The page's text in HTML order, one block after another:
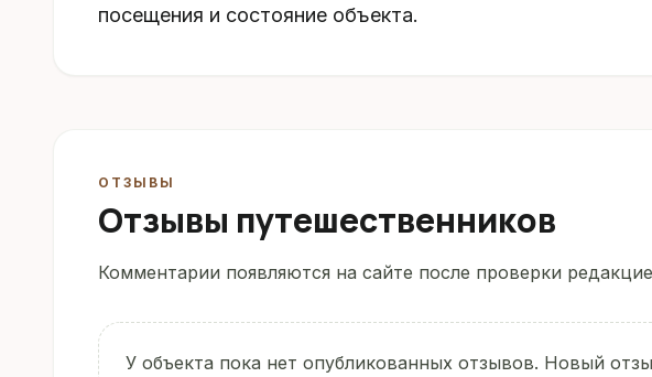
посещения и состояние объекта.
ОТЗЫВЫ
Отзывы путешественников
Комментарии появляются на сайте после проверки
У объекта пока нет опубликованных отзывов. Новый